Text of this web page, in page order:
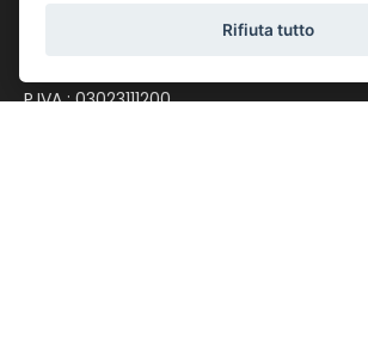
P.IVA : 03023111200
Rifiuta tutto